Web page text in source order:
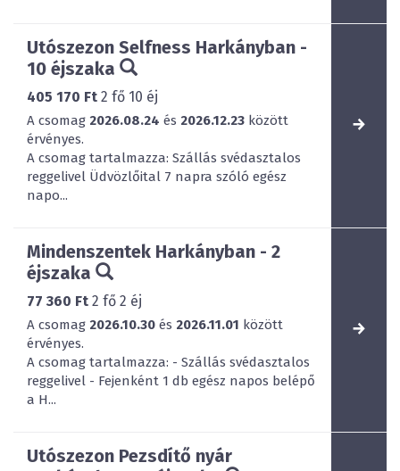
Utószezon Selfness Harkányban -
10 éjszaka
405 170 Ft 2 fő 10 éj
A csomag 2026.08.24 és 2026.12.23 között
érvényes.
A csomag tartalmazza: Szállás svédasztalos
reggelivel Üdvözlőital 7 napra szóló egész
napo...
Mindenszentek Harkányban - 2
éjszaka
77 360 Ft 2 fő 2 éj
A csomag 2026.10.30 és 2026.11.01 között
érvényes.
A csomag tartalmazza: - Szállás svédasztalos
reggelivel - Fejenként 1 db egész napos belépő
a H...
Utószezon Pezsdítő nyár